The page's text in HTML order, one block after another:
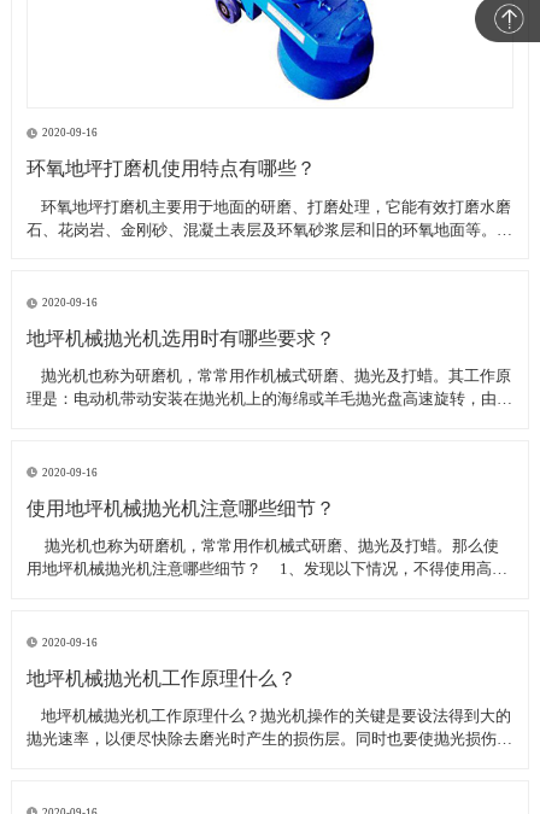
2020-09-16
环氧地坪打磨机使用特点有哪些？
​ 环氧地坪打磨机主要用于地面的研磨、打磨处理，它能有效打磨水磨
石、花岗岩、金刚砂、混凝土表层及环氧砂浆层和旧的环氧地面等。具
地坪工程处理的必备设
2020-09-16
地坪机械抛光机选用时有哪些要求？
​ 抛光机也称为研磨机，常常用作机械式研磨、抛光及打蜡。其工作原
理是：电动机带动安装在抛光机上的海绵或羊毛抛光盘高速旋转，由于
求？
2020-09-16
使用地坪机械抛光机注意哪些细节？
​ 抛光机也称为研磨机，常常用作机械式研磨、抛光及打蜡。那么使
用地坪机械抛光机注意哪些细节？ 1、发现以下情况，不得使用高速
2020-09-16
地坪机械抛光机工作原理什么？
​ 地坪机械抛光机工作原理什么？抛光机操作的关键是要设法得到大的
抛光速率，以便尽快除去磨光时产生的损伤层。同时也要使抛光损伤层
较深；后者要求使用最细的